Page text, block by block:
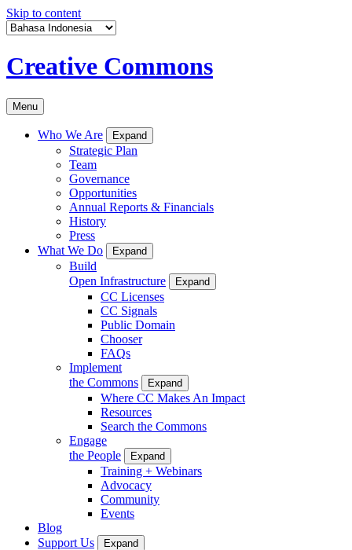
Skip to content
Creative Commons
Menu
Who We Are Expand
Strategic Plan
Team
Governance
Opportunities
Annual Reports & Financials
History
Press
What We Do
Expand
Build
Open Infrastructure
Expand
CC Licenses
CC Signals
Public Domain
Chooser
FAQs
Implement
the Commons
Expand
Where CC Makes An Impact
Resources
Search the Commons
Engage
the People
Expand
Training + Webinars
Advocacy
Community
Events
Blog
Support Us
Expand